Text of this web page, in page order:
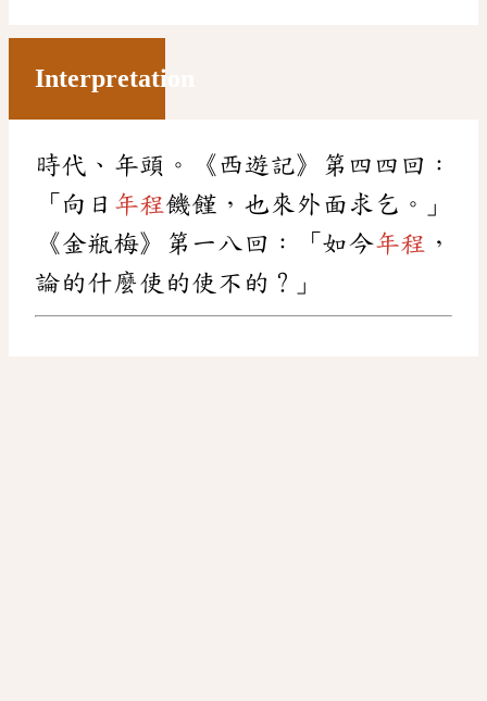
Interpretation
時代、年頭。《西遊記》第四四回：
「向日 年程饑饉，也來外面求乞。」
《金瓶梅》第一八回：「如今年程 ，
論的什麼使的使不的？」